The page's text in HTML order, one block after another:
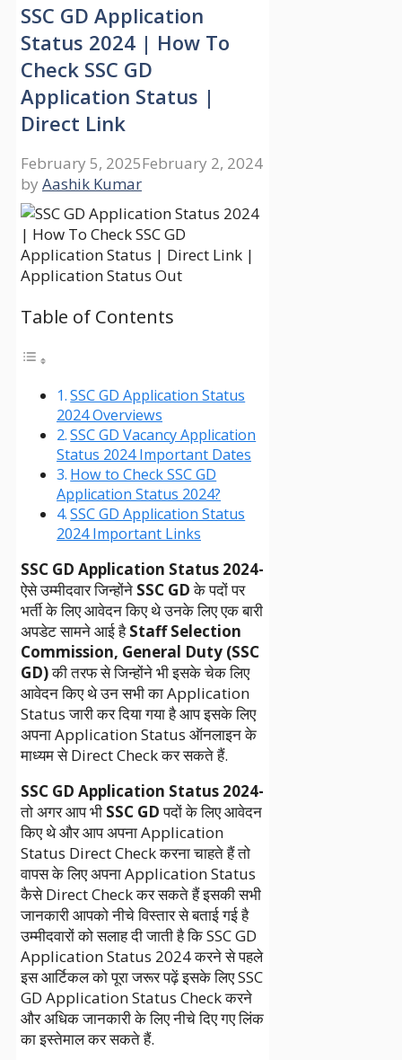
SSC GD Application
Status 2024 | How To
Check SSC GD
Application Status |
Direct Link
February 5, 2025February 2, 2024
by Aashik Kumar
Table of Contents
SSC GD Application Status
2024 Overviews
SSC GD Vacancy Application
Status 2024 Important Dates
How to Check SSC GD
Application Status 2024?
SSC GD Application Status
2024 Important Links
SSC GD Application Status 2024-
ऐसे उम्मीदवार जिन्होंने SSC GDके पदों पर
भर्ती के लिए आवेदन किए थे उनके लिए एक बारी
अपडेट सामने आई हैStaff Selection
Commission, General Duty (SSC
GD)की तरफ से जिन्होंने भी इसके चेक लिए
आवेदन किए थे उन सभी का Application
Status जारी कर दिया गया है आप इसके लिए
अपना Application Status ऑनलाइन के
माध्यम से Direct Check कर सकते हैं.
SSC GD Application Status 2024-
तो अगर आप भी SSC GDपदों के लिए आवेदन
किए थे और आप अपना Application
Status Direct Check करना चाहते हैं तो
वापस के लिए अपना Application Status
कैसे Direct Check कर सकते हैं इसकी सभी
जानकारी आपको नीचे विस्तार से बताई गई है
उम्मीदवारों को सलाह दी जाती है कि SSC GD
Application Status 2024 करने से पहले
इस आर्टिकल को पूरा जरूर पढ़ें इसके लिए SSC
GD Application Status Check करने
और अधिक जानकारी के लिए नीचे दिए गए लिंक
का इस्तेमाल कर सकते हैं.